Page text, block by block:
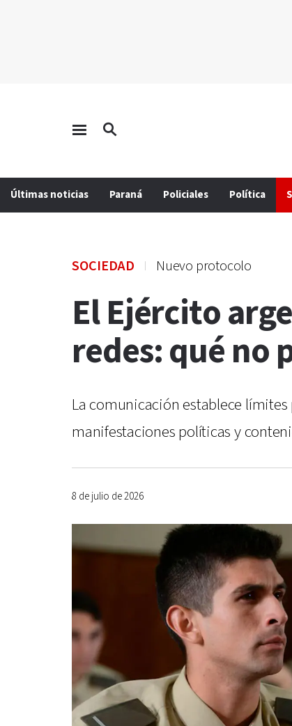
Últimas noticias Paraná Policiales Política
SOCIEDAD Nuevo protocolo
El Ejército
redes: qué no
La comunicación establece
manifestaciones políticas y
8 de julio de 2026